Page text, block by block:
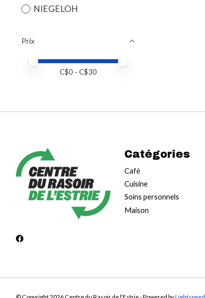
NIEGELOH
Prix
Prix minimum
Price maximum value
C$0 - C$30
Catégories
Café
Cuisine
Soins personnels
Maison